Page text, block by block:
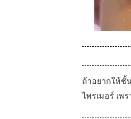
ถ้าอยากให้ชั้
ไพรเมอร์ เพ